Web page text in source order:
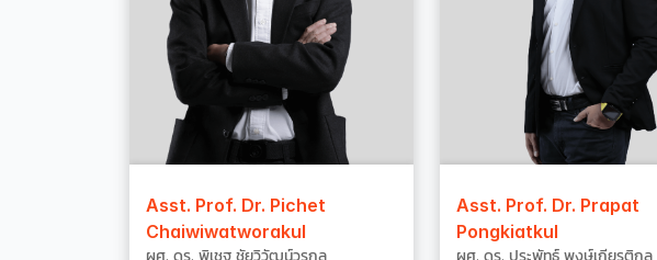
Asst. Prof. Dr. Pichet
Chaiwiwatworakul
ผศ. ดร. พิเชฐ ชัยวิวัฒน์วรกุล
Asst. Prof. Dr. Prapat
Pongkiatkul
ผศ. ดร. ประพัทธ์ พงษ์เกียรติกุล